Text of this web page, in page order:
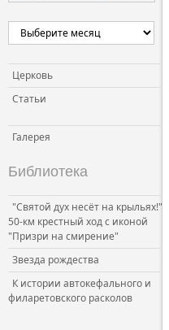
Церковь
Статьи
Галерея
Библиотека
"Святой дух несёт на крыльях!"
50-км крестный ход с иконой
"Призри на смирение"
Звезда рождества
К истории автокефального и
филаретовского расколов